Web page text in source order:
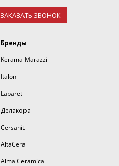
ЗАКАЗАТЬ ЗВОНОК
Бренды
Kerama Marazzi
Italon
Laparet
Делакора
Cersanit
AltaCera
Alma Ceramica